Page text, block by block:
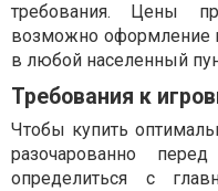
требования. Цены
возможно оформление
в любой населенный
Требования к
Чтобы купить
разочарованно
определиться с